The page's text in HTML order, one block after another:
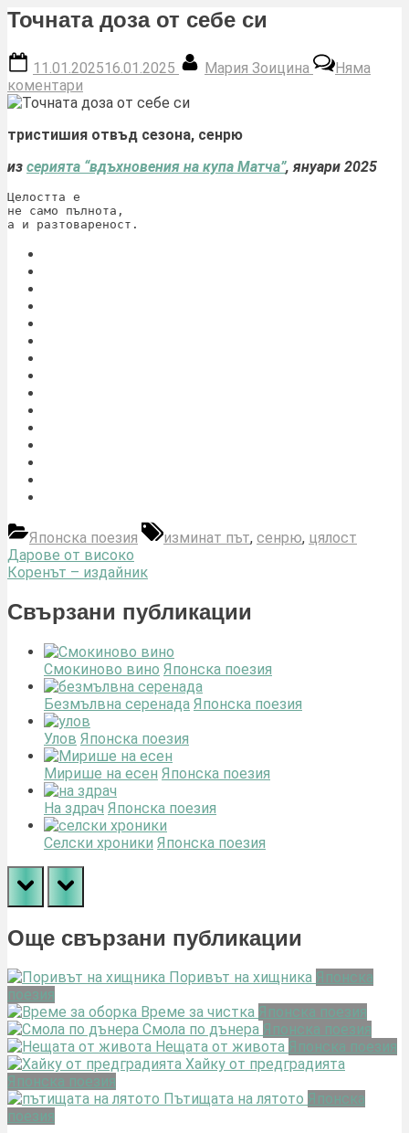
Точната доза от себе си
Posted
on
11.01.202516.01.2025
By
Мария Зоицина
Няма
коментари
Точната
от
си
тристишия отвъд сезона, сенрю
из серията “вдъхновения на купа Матча”, януари 2025
Целостта е
не само пълнота,
а и разтовареност.
Японска поезия
Tags:
изминат път, сенрю, цялост
Навигация
Previous
Post:
Дарове от високо
Next
Коренът – издайник
Свързани публикации
Смокиново вино Японска поезия
Безмълвна серенада Японска поезия
Улов Японска поезия
Мирише на есен Японска поезия
На здрач Японска поезия
Селски хроники Японска поезия
prev next
Още свързани публикации
Поривът на хищника Японска
поезия
Време за чистка Японска поезия
Смола по дънера Японска поезия
Нещата от живота Японска поезия
Хайку от предградията
Японска поезия
Пътищата на лятото Японска
поезия